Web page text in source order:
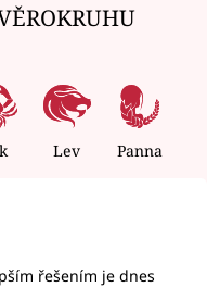
Lev Panna
řešením je dnes